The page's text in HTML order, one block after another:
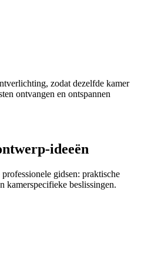
zodat dezelfde kamer
ontvangen en ontspannen
ideeën
gidsen: praktische
kamerspecifieke beslissingen.